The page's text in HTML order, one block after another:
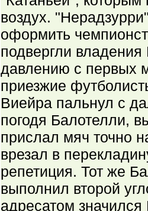
воздух.
оформить
подвергли
давлению с первых
приезжие
Виейра пальнул с
погодя Балотелли,
прислал мяч точно
врезал в
репетиция. Тот же
выполнил второй
адресатом значился